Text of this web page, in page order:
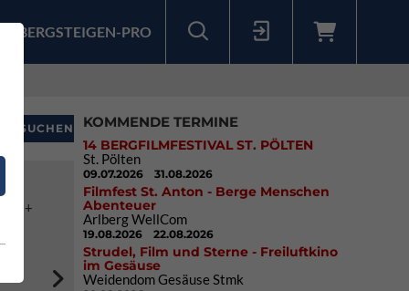
BERGSTEIGEN-PRO
6a+
KOMMENDE TERMINE
14 BERGFILMFESTIVAL ST. PÖLTEN
St. Pölten
09.07.2026 31.08.2026
Filmfest St. Anton - Berge Menschen
Abenteuer
Arlberg WellCom
19.08.2026 22.08.2026
Strudel, Film und Sterne - Freiluftkino
im Gesäuse
Weidendom Gesäuse Stmk